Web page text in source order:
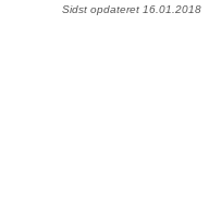
Sidst opdateret 16.01.2018